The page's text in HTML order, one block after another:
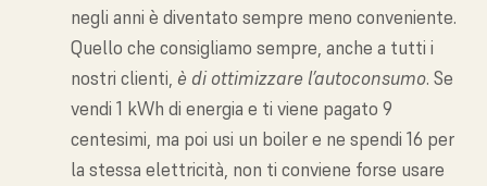
negli anni è diventato sempre meno conveniente.
Quello che consigliamo sempre, anche a tutti i
nostri clienti, è di ottimizzare l’autoconsumo. Se
vendi 1 kWh di energia e ti viene pagato 9
centesimi, ma poi usi un boiler e ne spendi 16 per
la stessa elettricità, non ti conviene forse usare